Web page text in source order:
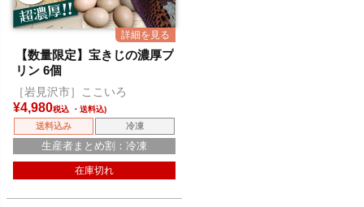
【数量限定】宝きじの濃厚プ
リン 6個
［岩見沢市］ここいろ
¥4,980税込
送料込み 冷凍
生産者まとめ割：冷凍
在庫切れ